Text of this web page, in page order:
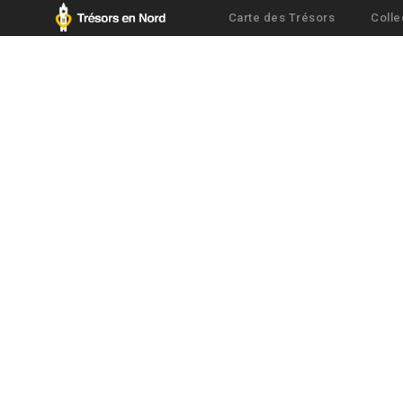
Carte des Trésors